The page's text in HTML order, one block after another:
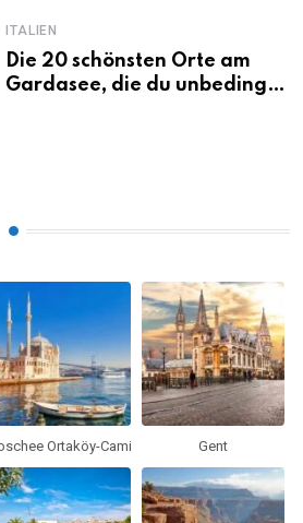
ITALIEN
Die 20 schönsten Orte am
Gardasee, die du unbedingt
Ortaköy-Cami Gent